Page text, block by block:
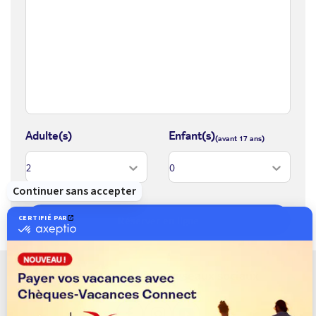
Navigation vers Venise.
3 : VENISE
Excursion optionnelle AUTHENTIQUE / EXPÉRIENCE : balade
gourmande à Venise et ses quartiers cachés.
aux saveurs vénitiennes au cours de cette balade à pied
accompagné d’un guide. Vous déambulerez dans le quartier de
San Polo, la partie la plus ancienne de la ville où se tient depuis
presque mille ans le célèbre marché du Rialto(2). Vous plongerez
dans l’atmosphère caractéristique de ce marché, où les légumes
et fruits frais sont à l’honneur. Lieu de rencontre des habitants
de la cité lagunaire qui viennent y faire leurs emplettes, vous y
Adulte(s) Enfant(s)
Suivez-nous sur les réseaux sociaux